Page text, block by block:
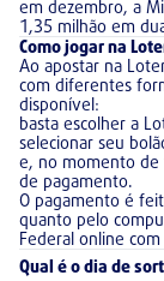
em dezembro, a
1,35 milhão em
Como jogar na
Ao apostar na
com diferentes
disponível:
basta escolher a
selecionar seu
e, no momento de
de pagamento.
O pagamento é
quanto pelo
Federal online
Qual é o dia de